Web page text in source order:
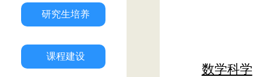
研究生培养
课程建设
数学科学